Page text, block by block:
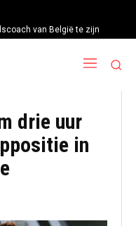
van België te zijn
drie uur
in